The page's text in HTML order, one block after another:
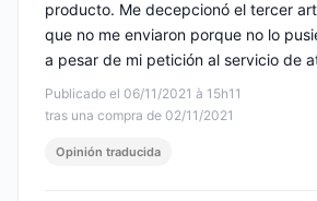
Publicado el 06/11/2021 à 15h11
tras una compra de 02/11/2021
producto. Me decepcionó el tercer
que no me enviaron porque no lo
a pesar de mi petición al servicio de
Opinión traducida